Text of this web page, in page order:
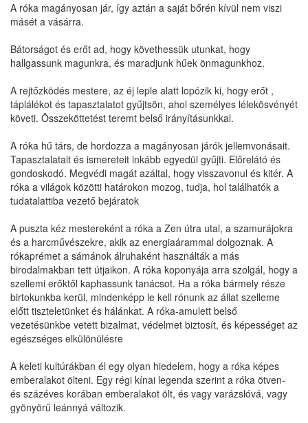
A róka magányosan jár, így aztán a saját bőrén kívül nem viszi
másét a vásárra.
Bátorságot és erőt ad, hogy követhessük utunkat, hogy
hallgassunk magunkra, és maradjunk hűek önmagunkhoz.
A rejtőzködés mestere, az éj leple alatt lopózik ki, hogy erőt ,
táplálékot és tapasztalatot gyűjtsön, ahol személyes lélekösvényét
követi. Összeköttetést teremt belső irányításunkkal.
A róka hű társ, de hordozza a magányosan járók jellemvonásait.
Tapasztalatait és ismereteit inkább egyedül gyűjti. Előrelátó és
gondoskodó. Megvédi magát azáltal, hogy visszavonul és kitér. A
róka a világok közötti határokon mozog, tudja, hol találhatók a
tudatalattiba vezető bejáratok
A puszta kéz mestereként a róka a Zen útra utal, a szamurájokra
és a harcművészekre, akik az energiaárammal dolgoznak. A
rókaprémet a sámánok álruhaként használták a más
birodalmakban tett útjaikon. A róka koponyája arra szolgál, hogy a
szellemi erőktől kaphassunk tanácsot. Ha a róka bármely része
birtokunkba kerül, mindenképp le kell rónunk az állat szelleme
előtt tiszteletünket és hálánkat. A róka-amulett belső
vezetésünkbe vetett bizalmat, védelmet biztosít, és képességet az
egészséges elkülönülésre
A keleti kultúrákban él egy olyan hiedelem, hogy a róka képes
emberalakot ölteni. Egy régi kínai legenda szerint a róka ötven-
és százéves korában emberalakot ölt, és vagy varázslóvá, vagy
gyönyörű leánnyá változik.